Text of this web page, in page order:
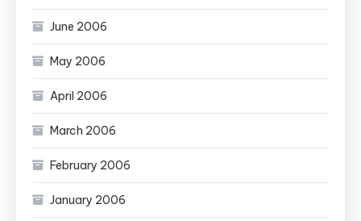
June 2006
May 2006
April 2006
March 2006
February 2006
January 2006